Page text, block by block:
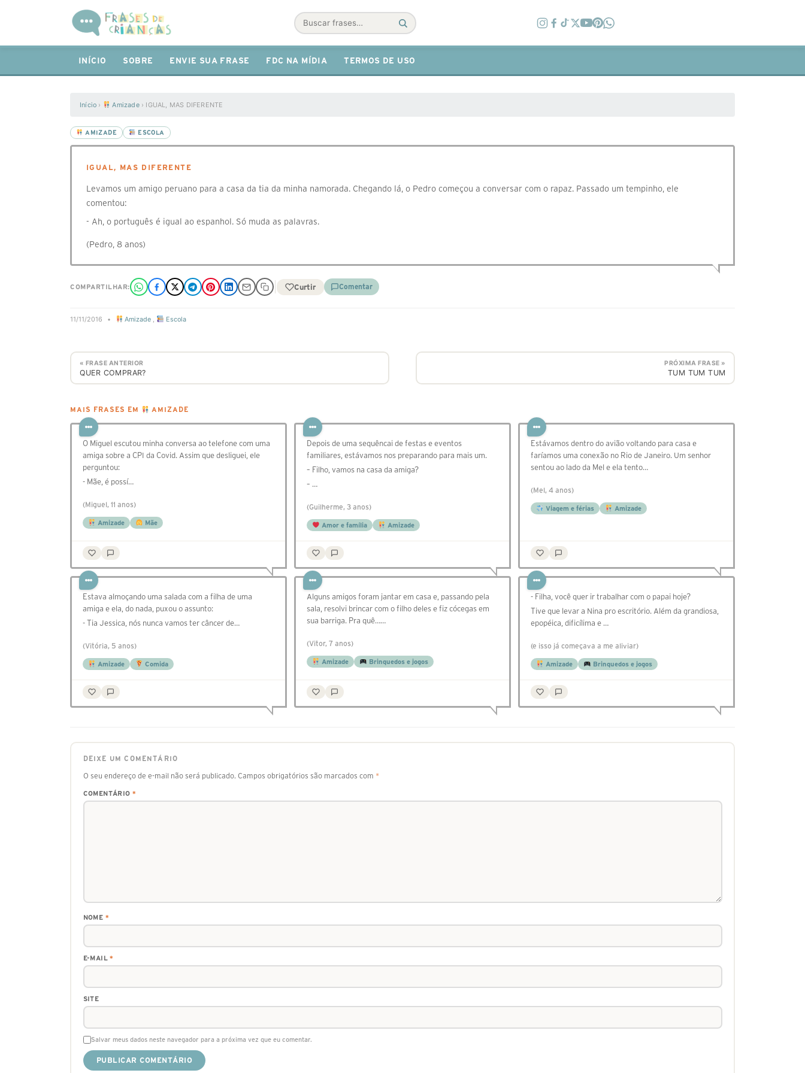
Buscar
INÍCIO SOBRE ENVIE SUA FRASE FDC NA MÍDIA TERMOS DE USO
Início › Amizade › IGUAL, MAS DIFERENTE
AMIZADE ESCOLA
IGUAL, MAS DIFERENTE
Levamos um amigo peruano para a casa da tia da minha namorada. Chegando lá, o Pedro começou a conversar com o rapaz. Passado um tempinho, ele
comentou:
- Ah, o português é igual ao espanhol. Só muda as palavras.
(Pedro, 8 anos)
COMPARTILHAR: Curtir Comentar
11/11/2016 • Amizade , Escola
« FRASE ANTERIOR
QUER COMPRAR?
PRÓXIMA FRASE »
TUM TUM TUM
MAIS FRASES EM AMIZADE
O Miguel escutou minha conversa ao telefone com uma
amiga sobre a CPI da Covid. Assim que desliguei, ele
perguntou:
- Mãe, é possí…
(Miguel, 11 anos)
Amizade Mãe
Depois de uma sequêncai de festas e eventos
familiares, estávamos nos preparando para mais um.
– Filho, vamos na casa da amiga?
– …
(Guilherme, 3 anos)
Amor e família Amizade
Estávamos dentro do avião voltando para casa e
faríamos uma conexão no Rio de Janeiro. Um senhor
sentou ao lado da Mel e ela tento…
(Mel, 4 anos)
Viagem e férias Amizade
Estava almoçando uma salada com a filha de uma
amiga e ela, do nada, puxou o assunto:
- Tia Jessica, nós nunca vamos ter câncer de…
(Vitória, 5 anos)
Amizade Comida
Alguns amigos foram jantar em casa e, passando pela
sala, resolvi brincar com o filho deles e fiz cócegas em
sua barriga. Pra quê……
(Vitor, 7 anos)
Amizade Brinquedos e jogos
- Filha, você quer ir trabalhar com o papai hoje?
Tive que levar a Nina pro escritório. Além da grandiosa,
epopéica, dificílima e …
(e isso já começava a me aliviar)
Amizade Brinquedos e jogos
DEIXE UM COMENTÁRIO
O seu endereço de e-mail não será publicado. Campos obrigatórios são marcados com *
COMENTÁRIO *
NOME *
E-MAIL*
SITE
Salvar meus dados neste navegador para a próxima vez que eu comentar.